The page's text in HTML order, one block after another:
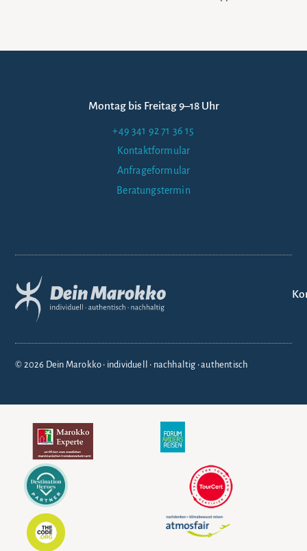
Montag bis Freitag 9–18 Uhr
+49 341 92 71 36 15
Kontaktformular
Anfrageformular
Beratungstermin
© 2026 Dein Marokko • individuell • nachhaltig • authentisch